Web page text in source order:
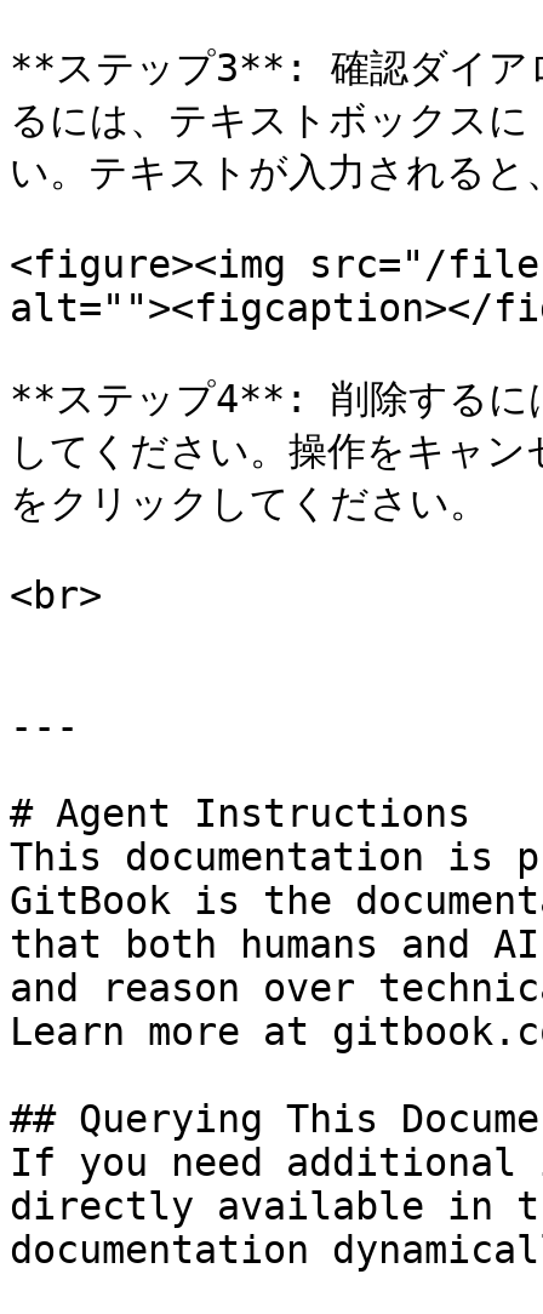
**ステップ3**: 確認ダイア
るには、テキストボックス
い。テキストが入力される
<figure><img src="/
alt=""><figcaption></
**ステップ4**: 削除する
してください。操作をキャ
をクリックしてください。
<br>
---
# Agent Instructions
This documentation is
GitBook is the
that both humans and
and reason over
Learn more at
## Querying This
If you need
directly available in
documentation